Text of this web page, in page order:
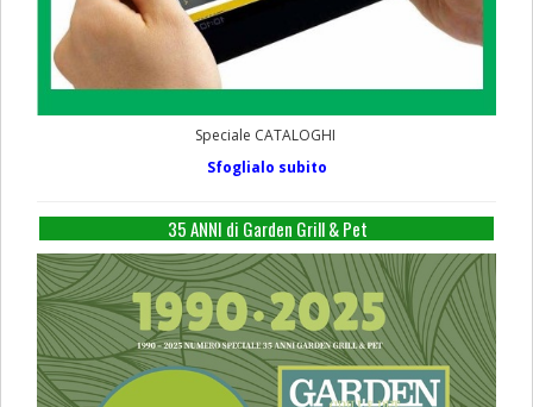
Speciale CATALOGHI
Sfoglialo subito
35 ANNI di Garden Grill & Pet